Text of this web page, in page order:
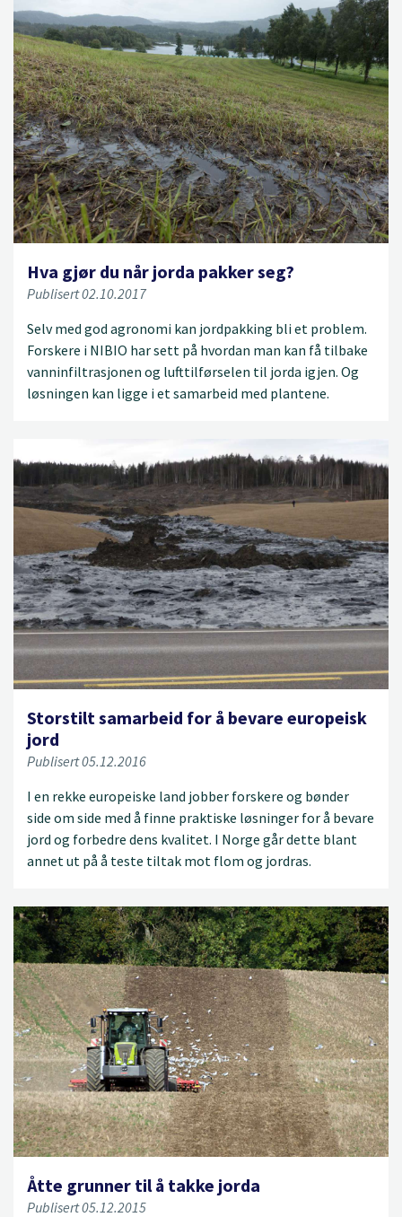
Hva gjør du når jorda pakker seg?
Publisert 02.10.2017
Selv med god agronomi kan jordpakking bli et problem.
Forskere i NIBIO har sett på hvordan man kan få tilbake
vanninfiltrasjonen og lufttilførselen til jorda igjen. Og
løsningen kan ligge i et samarbeid med plantene.
Storstilt samarbeid for å bevare europeisk
jord
Publisert 05.12.2016
I en rekke europeiske land jobber forskere og bønder
side om side med å finne praktiske løsninger for å bevare
jord og forbedre dens kvalitet. I Norge går dette blant
annet ut på å teste tiltak mot flom og jordras.
Åtte grunner til å takke jorda
Publisert 05.12.2015